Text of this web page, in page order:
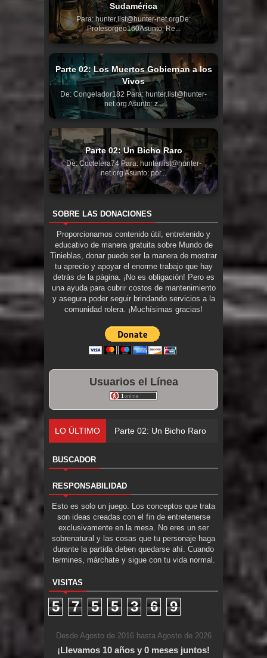
Sudamérica
Para: hunter.list@hunter-net.orgDe:
Profesorgeo160Asunto: Re...
Parte 02: Los Muertos Gobiernan a los
Vivos
De: Congelador182 Para: hunter.list@hunter-
net.org Asunto: z...
Parte 02: Un Bicho Raro
De: Coctelera74 Para: hunter.list@hunter-
net.org Asunto: por...
SOBRE LAS DONACIONES
Proporcionamos contenido útil, entretenido y
educativo de manera gratuita sobre Mundo de
Tinieblas, donar puede ser la manera de mostrar
tu aprecio y apoyar el enorme trabajo que hay
detrás de la página. ¡No es obligación! Pero es
una ayuda para cubrir costos de mantenimiento
y asegura poder seguir brindando servicios a la
comunidad rolera. ¡Muchísimas gracias!
Usuarios el Línea
LO ÚLTIMO Parte 02: Un Bicho Raro
BUSCADOR
RESPONSABILIDAD
Esto es solo un juego. Los conceptos que trata
son ideas creadas con el fin de entretenerse
exclusivamente en la mesa. No eres un ser
sobrenatural y las cosas que tu personaje haga
durante la partida deben quedarse ahí. Cuando
termines, márchate y sigue con tu vida normal.
VISITAS
5 7 5 5 3 6 9
Desde Agosto de 2016 hasta Agosto de 2026
¡Llevamos 10 años y 0 meses juntos!